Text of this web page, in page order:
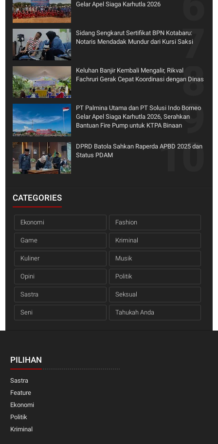
Gelar Apel Siaga Karhutla 2026
Sidang Sengkarut Sertifikat BPN Kotabaru:
Notaris Mendadak Mundur dari Kursi Saksi
Keluhan Banjir Kembali Mengalir, Rikval
Fachruri Gerak Cepat Koordinasi dengan Dinas
PT Palmina Utama dan PT Solusi Indo Borneo
Gelar Apel Siaga Karhutla 2026, Serahkan
Bantuan Fire Pump untuk KTPA Binaan
DPRD Batola Sahkan Raperda APBD 2025 dan
Status PDAM
CATEGORIES
Ekonomi Fashion
Game Kriminal
Kuliner Musik
Opini Politik
Sastra Seksual
Seni Tahukah Anda
PILIHAN
Sastra
Feature
Ekonomi
Politik
Kriminal